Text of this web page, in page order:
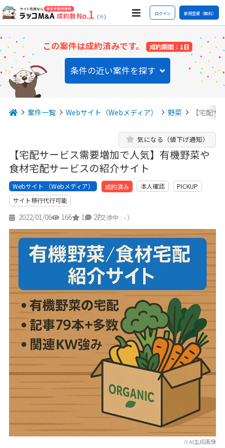
(※) ログイン 新規登録（無料）
この案件は成約済みです。 成約期間：1日
条件の近い案件を探す
案件一覧 Webサイト（Webメディア） 野菜 【宅配
【宅配サービス需要増加で人気】有機野菜や
食材宅配サービスの紹介サイト
気になる（値下げ通知）
Webサイト （Webメディア） 成約済み 本人確認
PICKUP
サイト移行代行可能
2022/01/06 166 1 27
（交渉中 : - ）
※AI生成画像